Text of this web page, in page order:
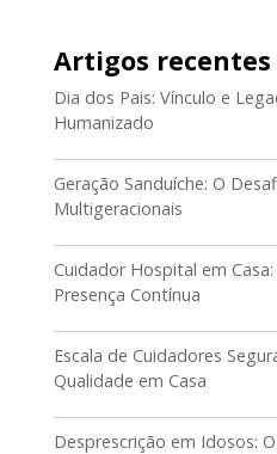
Artigos recentes
Dia dos Pais: Vínculo e
Humanizado
Geração Sanduíche: O
Multigeracionais
Cuidador Hospital em
Presença Contínua
Escala de Cuidadores
Qualidade em Casa
Desprescrição em Idosos: